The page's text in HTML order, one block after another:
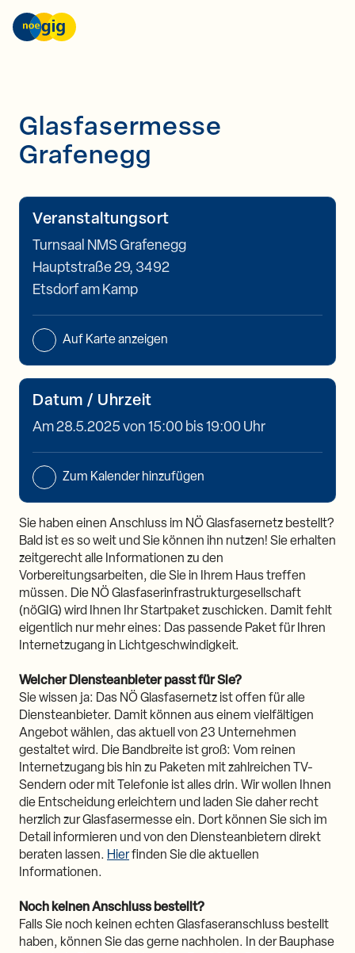
nöGIG – unser Netz. unsere Zukunft.
Glasfasermesse
Grafenegg
Veranstaltungsort
Turnsaal NMS Grafenegg
Hauptstraße 29, 3492
Etsdorf am Kamp
Auf Karte anzeigen
Datum / Uhrzeit
Am 28.5.2025 von 15:00 bis 19:00 Uhr
Zum Kalender hinzufügen
Sie haben einen Anschluss im NÖ Glasfasernetz bestellt?
Bald ist es so weit und Sie können ihn nutzen! Sie erhalten
zeitgerecht alle Informationen zu den
Vorbereitungsarbeiten, die Sie in Ihrem Haus treffen
müssen. Die NÖ Glasfaserinfrastrukturgesellschaft
(nöGIG) wird Ihnen Ihr Startpaket zuschicken. Damit fehlt
eigentlich nur mehr eines: Das passende Paket für Ihren
Internetzugang in Lichtgeschwindigkeit.
Welcher Diensteanbieter passt für Sie?
Sie wissen ja: Das NÖ Glasfasernetz ist offen für alle
Diensteanbieter. Damit können aus einem vielfältigen
Angebot wählen, das aktuell von 23 Unternehmen
gestaltet wird. Die Bandbreite ist groß: Vom reinen
Internetzugang bis hin zu Paketen mit zahlreichen TV-
Sendern oder mit Telefonie ist alles drin. Wir wollen Ihnen
die Entscheidung erleichtern und laden Sie daher recht
herzlich zur Glasfasermesse ein. Dort können Sie sich im
Detail informieren und von den Diensteanbietern direkt
beraten lassen. Hierfinden Sie die aktuellen
Informationen.
Noch keinen Anschluss bestellt?
Falls Sie noch keinen echten Glasfaseranschluss bestellt
haben, können Sie das gerne nachholen. In der Bauphase